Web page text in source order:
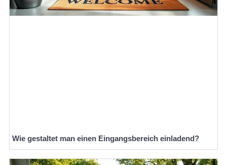
Wie gestaltet man einen Eingangsbereich einladend?